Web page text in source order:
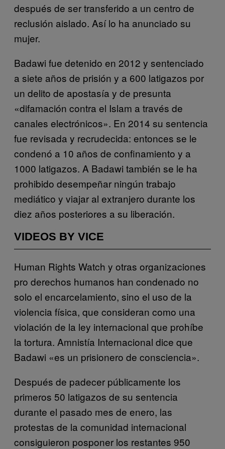
después de ser transferido a un centro de
reclusión aislado. Así lo ha anunciado su
mujer.
Badawi fue detenido en 2012 y sentenciado
a siete años de prisión y a 600 latigazos por
un delito de apostasía y de presunta
«difamación contra el Islam a través de
canales electrónicos». En 2014 su sentencia
fue revisada y recrudecida: entonces se le
condenó a 10 años de confinamiento y a
1000 latigazos. A Badawi también se le ha
prohibido desempeñar ningún trabajo
mediático y viajar al extranjero durante los
diez años posteriores a su liberación.
VIDEOS BY VICE
Human Rights Watch y otras organizaciones
pro derechos humanos han condenado no
solo el encarcelamiento, sino el uso de la
violencia física, que consideran como una
violación de la ley internacional que prohíbe
la tortura. Amnistía Internacional dice que
Badawi «es un prisionero de consciencia».
Después de padecer públicamente los
primeros 50 latigazos de su sentencia
durante el pasado mes de enero, las
protestas de la comunidad internacional
consiguieron posponer los restantes 950